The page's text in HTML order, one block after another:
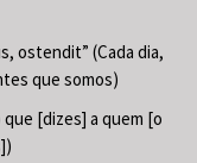
ostendit” (Cada dia,
que somos)
[dizes] a quem [o